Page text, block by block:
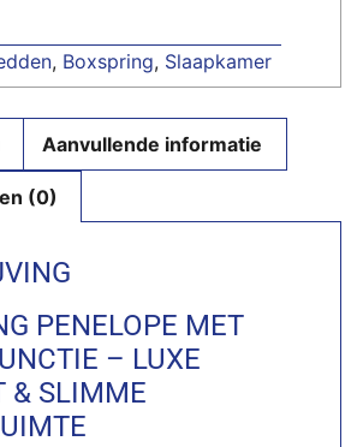
, Boxspring, Slaapkamer
Aanvullende informatie
(0)
PENELOPE MET
– LUXE
& SLIMME